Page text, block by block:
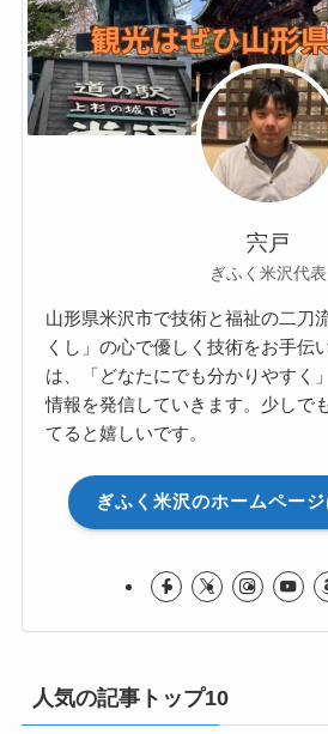
宍戸
ぎふく米沢代表
山形県米沢市で技術と福祉の二刀
くし」の心で優しく技術をお手伝
は、「どなたにでも分かりやすく
情報を発信していきます。少しで
てると嬉しいです。
ぎふく米沢のホームペー
人気の記事トップ10